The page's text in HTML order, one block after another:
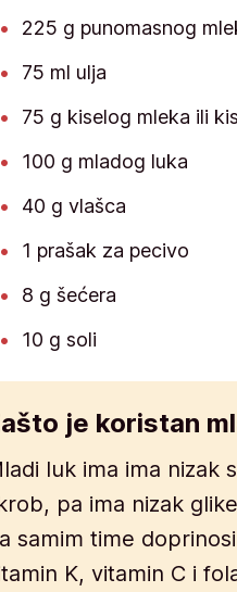
225 g punomasnog
75 ml ulja
75 g kiselog mleka ili
100 g mladog luka
40 g vlašca
1 prašak za pecivo
8 g šećera
10 g soli
je koristan
luk ima ima nizak
pa ima nizak
samim time
K, vitamin C i